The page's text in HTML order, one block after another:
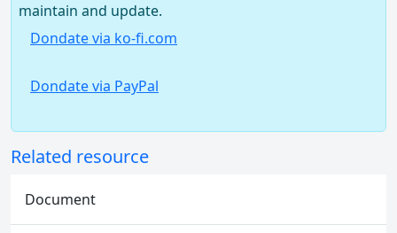
maintain and update.
Dondate via ko-fi.com
Dondate via PayPal
Related resource
Document